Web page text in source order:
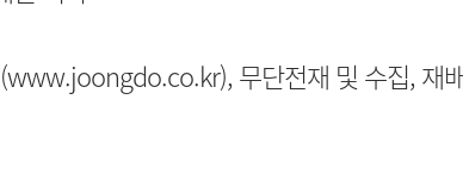
무단전재 및 수집, 재